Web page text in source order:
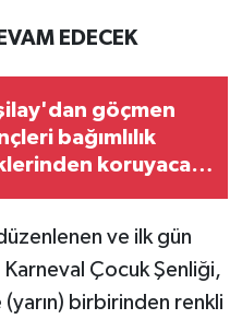
EDECEK
göçmen
bağımlılık
koruyacak
ve ilk gün
Çocuk Şenliği,
birbirinden renkli